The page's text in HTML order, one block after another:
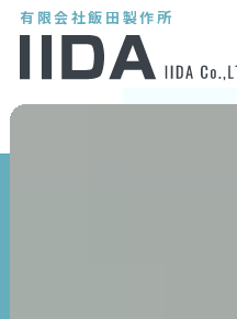
有限会社飯田製作所